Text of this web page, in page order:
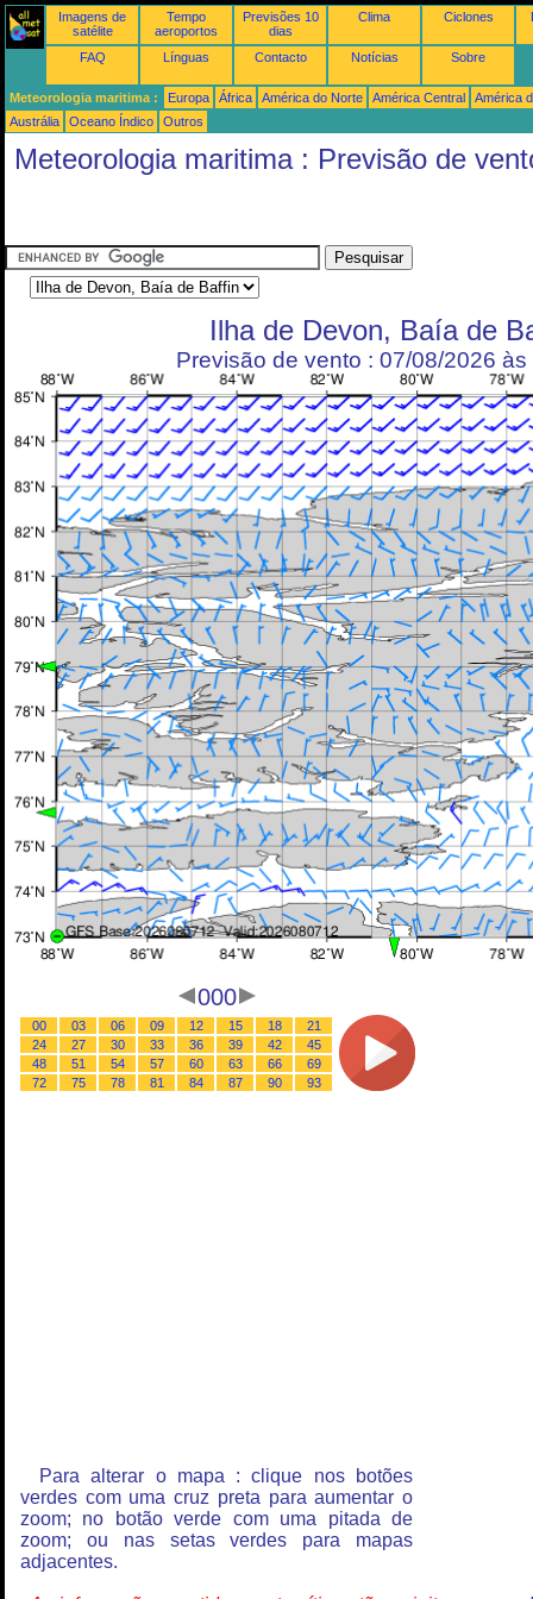
Imagens de
satélite
Tempo
aeroportos
Previsões 10
dias
Clima Ciclones
FAQ Línguas Contacto Notícias Sobre
Meteorologia maritima : Europa África América do Norte América Central
América
Austrália
Oceano Índico Outros
Meteorologia maritima : Previsão de
Ilha de Devon, Baía de
Previsão de vento : 07/08/2026 às
000
00 03 06 09 12 15 18
21
24
27 30 33 36 39 42
45
48
51 54 57 60 63 66
69
72
75 78 81 84 87 90 93
Para alterar o mapa : clique nos botões
verdes com uma cruz preta para aumentar o
zoom; no botão verde com uma pitada de
zoom; ou nas setas verdes para mapas
adjacentes.